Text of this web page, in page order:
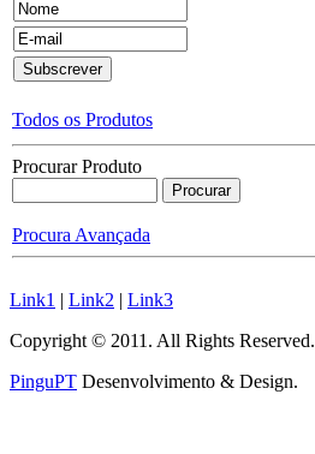
Todos os Produtos
Procurar Produto
Procura Avançada
Link1 | Link2 | Link3
Copyright © 2011. All Rights Reserved.
PinguPT Desenvolvimento & Design.